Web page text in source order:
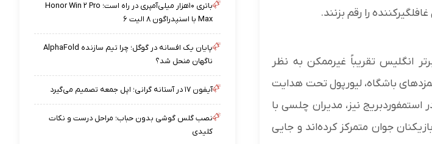
را رقم بزنند.
انگلیس تقریباً غیرممکن به نظر
باشگاه، لیورپول تحت هدایت
نیز، مدیران چلسی با
جوان متمرکز کرده‌اند و جایی
باتری ۱۰هزار میلی‌آمپری در راه است؛ Honor Win ۲ Pro
Max با اسنپدراگون ۸ الیت ۶
پایان یک افسانه در گوگل؛ چرا تیم سازنده AlphaFold
ناگهان منحل شد؟
آیفون ۱۷ در آستانه گرانی؛ اپل جمعه تصمیم می‌گیرد
نصب گلس گوشی بدون حباب؛ مراحل درست و نکات
کلیدی